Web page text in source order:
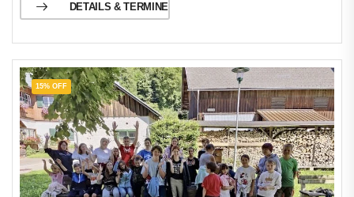
DETAILS & TERMINE
15% OFF